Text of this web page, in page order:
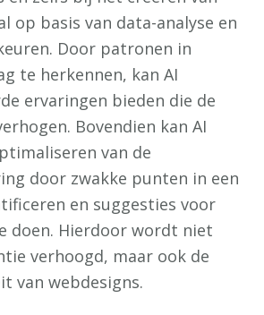
op basis van data-analyse en
Door patronen in
te herkennen, kan AI
ervaringen bieden die de
Bovendien kan AI
van de
door zwakke punten in een
en suggesties voor
doen. Hierdoor wordt niet
verhoogd, maar ook de
van webdesigns.